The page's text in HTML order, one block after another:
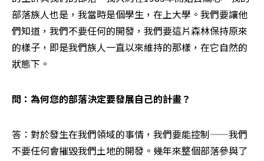
部落族人也是，我當時是個學生，在上大學。我們要讓他
們知道，我們不要任何的開發，我們要這片森林保持原來
的樣子，即是我們族人一直以來維持的那樣，在它自然的
狀態下。
問：為何您的部落決定要發展自己的計畫？
答：對於發生在我們領域的事情，我們要能控制——我們
不要任何會摧毀我們土地的開發。幾年來整個部落參與了